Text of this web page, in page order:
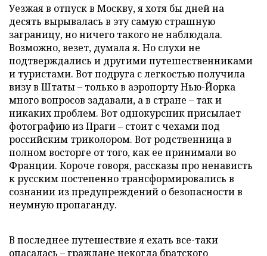
Уезжая в отпуск в Москву, я хотя бы дней на
десять вырывалась в эту самую страшную
заграницу, но ничего такого не наблюдала.
Возможно, везет, думала я. Но слухи не
подтверждались и другими путешественниками
и туристами. Вот подруга с легкостью получила
визу в Штаты – только в аэропорту Нью-Йорка
много вопросов задавали, а в стране – так и
никаких проблем. Вот однокурсник присылает
фотографию из Праги – стоит с чехами под
российским триколором. Вот родственница в
полном восторге от того, как ее принимали во
Франции. Короче говоря, рассказы про ненависть
к русским постепенно трансформировались в
сознании из предупреждений о безопасности в
неумную пропаганду.
В последнее путешествие я ехать все-таки
опасалась – граждане некогда братского